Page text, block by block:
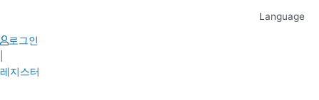
content
Language
로그인
레지스터